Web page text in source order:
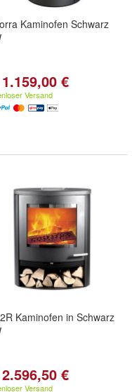
Kaminofen Schwarz
€
Versand
Kaminofen in Schwarz
€
Versand